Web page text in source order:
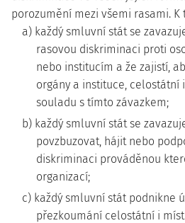
porozumění mezi všemi rasami.
a) každý smluvní stát se
rasovou diskriminaci proti
nebo institucím a že zajistí,
orgány a instituce, celostátní
souladu s tímto závazkem;
b) každý smluvní stát se
povzbuzovat, hájit nebo
diskriminaci prováděnou
organizací;
c) každý smluvní stát podnikne
přezkoumání celostátní i